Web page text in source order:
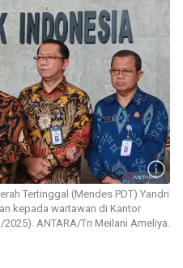
Tertinggal (Mendes PDT) Yandri
kepada wartawan di Kantor
ANTARA/Tri Meilani Ameliya.